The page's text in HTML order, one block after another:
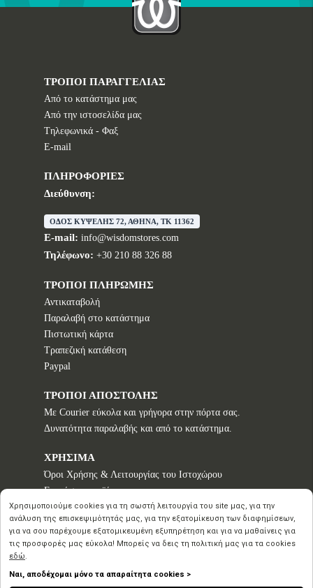
ΤΡΟΠΟΙ ΠΑΡΑΓΓΕΛΙΑΣ
Από το κατάστημα μας
Από την ιστοσελίδα μας
Tηλεφωνικά - Φαξ
E-mail
ΠΛΗΡΟΦΟΡΙΕΣ
Διεύθυνση:
ΟΔΟΣ ΚΥΨΕΛΗΣ 72, ΑΘΗΝΑ, TK 11362
E-mail: info@wisdomstores.com
Τηλέφωνο: +30 210 88 326 88
ΤΡΟΠΟΙ ΠΛΗΡΩΜΗΣ
Αντικαταβολή
Παραλαβή στο κατάστημα
Πιστωτική κάρτα
Τραπεζική κατάθεση
Paypal
ΤΡΟΠΟΙ ΑΠΟΣΤΟΛΗΣ
Με Courier εύκολα και γρήγορα στην πόρτα σας.
Δυνατότητα παραλαβής και από το κατάστημα.
ΧΡΗΣΙΜΑ
Όροι Χρήσης & Λειτουργίας του Ιστοχώρου
Εγγυήσεις προϊόντων
Τρόποι παραγγελίας
Πολιτική επιστροφών - Δικαίωμα Υπαναχώρησης
Προστασία Προσωπικών Δεδομένων
Χρησιμοποιούμε cookies για τη σωστή λειτουργία του site μας, για την
ανάλυση της επισκεψιμότητάς μας, για την εξατομίκευση των διαφημίσεων,
για να σου παρέχουμε εξατομικευμένη εξυπηρέτηση και για να μαθαίνεις για
τις προσφορές μας εύκολα! Μπορείς να δεις τη πολιτική μας για τα cookies
εδώ.
Ναι, αποδέχομαι μόνο τα απαραίτητα cookies >